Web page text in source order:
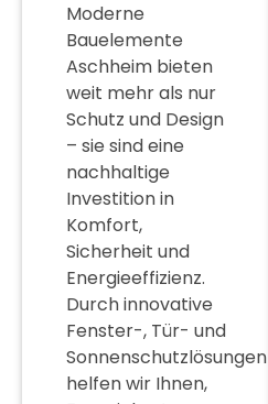
Moderne
Bauelemente
Aschheim bieten
weit mehr als nur
Schutz und Design
– sie sind eine
nachhaltige
Investition in
Komfort,
Sicherheit und
Energieeffizienz.
Durch innovative
Fenster-, Tür- und
Sonnenschutzlösungen
helfen wir Ihnen,